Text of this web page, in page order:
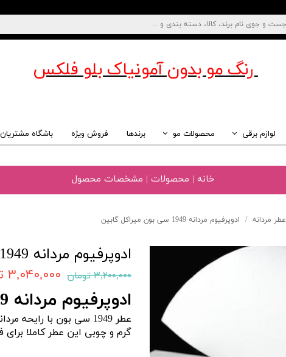
لوازم برقی محصولات مو برندها فروش ویژه باشگاه مشتریان
رنگ مو بدون آمونیاکبلو فلکس
خانه | محصولات | مشخصات محصول
عطر مردانه ادوپرفیوم مردانه 1949 سی بون میراکل گابین
ادوپرفیوم مردانه 1949 سی بون میراکل گابین
۳,۲۰۰,۰۰۰ تومان ۳,۰۴۰,۰۰۰ تومان
ادوپرفیوم مردانه 1949 سی بون میراکل گابین
عطر 1949 سی بون با
گرم و چوبی این عطر کاملا